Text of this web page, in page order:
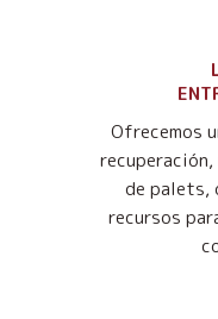
Ofrecemos
de palets,
recursos